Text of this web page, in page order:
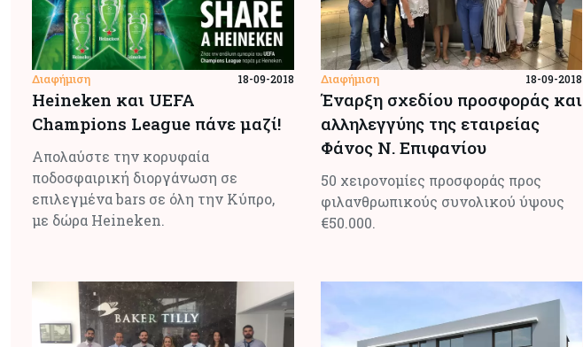
Διαφήμιση 18-09-2018
Heineken και UEFA
Champions League πάνε μαζί!
Απολαύστε την κορυφαία
ποδοσφαιρική διοργάνωση σε
επιλεγμένα bars σε όλη την Κύπρο,
με δώρα Heineken.
Διαφήμιση 18-09-2018
Έναρξη σχεδίου προσφοράς και
αλληλεγγύης της εταιρείας
Φάνος Ν. Επιφανίου
50 χειρονομίες προσφοράς προς
φιλανθρωπικούς συνολικού ύψους
€50.000.